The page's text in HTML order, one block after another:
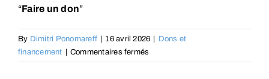
“Faire un don”
By Dimitri Ponomareff | 16 avril 2026 | Dons et
financement | Commentaires fermés
Comment